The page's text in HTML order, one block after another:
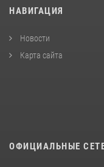
НАВИГАЦИЯ
Новости
Карта сайта
ОФИЦИАЛЬНЫЕ